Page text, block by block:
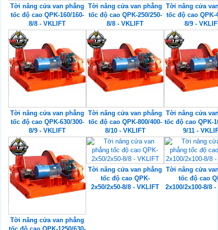
Tời nâng cửa van phẳng
tốc độ cao QPK-160/160-
8/8 - VKLIFT
Tời nâng cửa van phẳng
tốc độ cao QPK-250/250-
8/8 - VKLIFT
Tời nâng cửa
tốc độ cao QPK-
8/9 -
Tời nâng cửa van phẳng
tốc độ cao QPK-630/300-
8/9 - VKLIFT
Tời nâng cửa van phẳng
tốc độ cao QPK-800/400-
8/10 - VKLIFT
Tời nâng cửa
tốc độ cao QPK-
9/11 -
Tời nâng cửa van phẳng
Tời nâng cửa van phẳng
tốc độ cao QPK-
2x50/2x50-8/8 - VKLIFT
Tời nâng cửa
tốc độ cao
2x100/2x100-8/8